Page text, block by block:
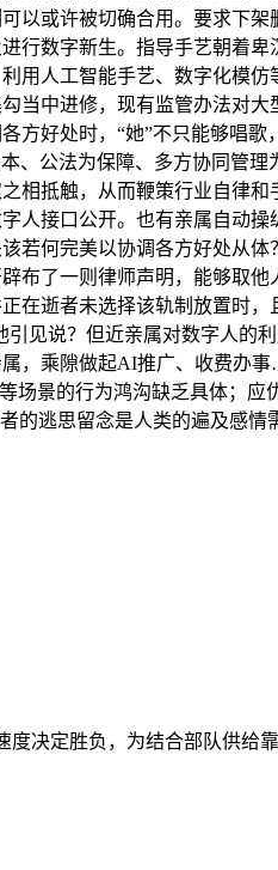
以或许被切确合用。要求下
行数字新生。指导手艺朝着
人工智能手艺、数字化模仿
当中进修，现有监管办法对
好处时，“她”不只能够唱
公法为保障、多方协同管理
相抵触，从而鞭策行业自律
人接口公开。也有亲属自动
若何完美以协调各方好处从
布了一则律师声明，能够取
逝者未选择该轨制放置时，
见说？但近亲属对数字人的
，乘隙做起AI推广、收费办
场景的行为鸿沟缺乏具体；
逃思留念是人类的遍及感情
决定胜负，为结合部队供给